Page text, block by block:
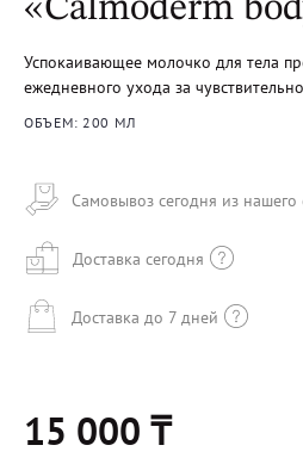
«Calmoderm
Успокаивающее молочко для тела
ежедневного ухода за
ОБЪЕМ: 200 МЛ
Самовывоз сегодня из нашего
Доставка сегодня
Доставка до 7 дней
15 000 ₸